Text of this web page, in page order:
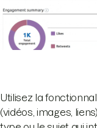
Utilisez la
(vidéos, images,